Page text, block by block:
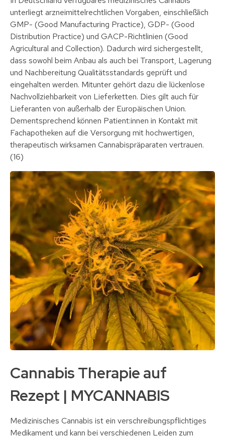
unterliegt arzneimittelrechtlichen Vorgaben, einschließlich
GMP- (Good Manufacturing Practice), GDP- (Good
Distribution Practice) und GACP-Richtlinien (Good
Agricultural and Collection). Dadurch wird sichergestellt,
dass sowohl beim Anbau als auch bei Transport, Lagerung
und Nachbereitung Qualitätsstandards geprüft und
eingehalten werden. Mitunter gehört dazu die lückenlose
Nachvollziehbarkeit von Lieferketten. Dies gilt auch für
Lieferanten von außerhalb der Europäischen Union.
Dementsprechend können Patient:innen in Kontakt mit
Fachapotheken auf die Versorgung mit hochwertigen,
therapeutisch wirksamen Cannabispräparaten vertrauen.
(16)
Cannabis Therapie auf
Rezept | MYCANNABIS
Medizinisches Cannabis ist ein verschreibungspflichtiges
Medikament und kann bei verschiedenen Leiden zum